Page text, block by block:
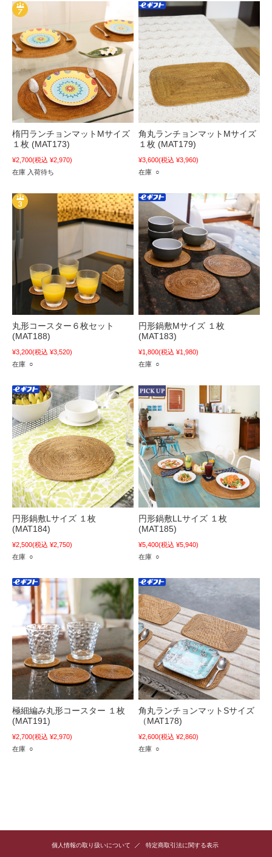
楕円ランチョンマットMサイズ
１枚 (MAT173)
¥2,700(税込 ¥2,970)
在庫 入荷待ち
角丸ランチョンマットMサイズ
１枚 (MAT179)
¥3,600(税込 ¥3,960)
在庫 ○
丸形コースター６枚セット
(MAT188)
¥3,200(税込 ¥3,520)
在庫 ○
円形鍋敷Mサイズ １枚
(MAT183)
¥1,800(税込 ¥1,980)
在庫 ○
円形鍋敷Lサイズ １枚
(MAT184)
¥2,500(税込 ¥2,750)
在庫 ○
円形鍋敷LLサイズ １枚
(MAT185)
¥5,400(税込 ¥5,940)
在庫 ○
極細編み丸形コースター １枚
(MAT191)
¥2,700(税込 ¥2,970)
在庫 ○
角丸ランチョンマットSサイズ
（MAT178)
¥2,600(税込 ¥2,860)
在庫 ○
個人情報の取り扱いについて 特定商取引法に関する表示